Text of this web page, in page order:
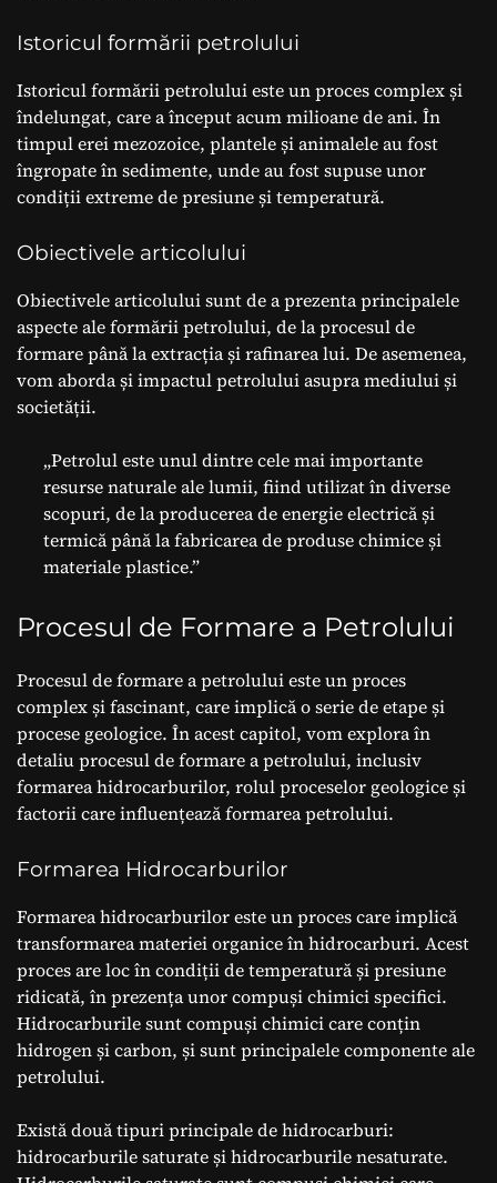
Istoricul formării petrolului
Istoricul formării petrolului este un proces complex și
îndelungat, care a început acum milioane de ani. În
timpul erei mezozoice, plantele și animalele au fost
îngropate în sedimente, unde au fost supuse unor
condiții extreme de presiune și temperatură.
Obiectivele articolului
Obiectivele articolului sunt de a prezenta principalele
aspecte ale formării petrolului, de la procesul de
formare până la extracția și rafinarea lui. De asemenea,
vom aborda și impactul petrolului asupra mediului și
societății.
„Petrolul este unul dintre cele mai importante
resurse naturale ale lumii, fiind utilizat în diverse
scopuri, de la producerea de energie electrică și
termică până la fabricarea de produse chimice și
materiale plastice.”
Procesul de Formare a Petrolului
Procesul de formare a petrolului este un proces
complex și fascinant, care implică o serie de etape și
procese geologice. În acest capitol, vom explora în
detaliu procesul de formare a petrolului, inclusiv
formarea hidrocarburilor, rolul proceselor geologice și
factorii care influențează formarea petrolului.
Formarea Hidrocarburilor
Formarea hidrocarburilor este un proces care implică
transformarea materiei organice în hidrocarburi. Acest
proces are loc în condiții de temperatură și presiune
ridicată, în prezența unor compuși chimici specifici.
Hidrocarburile sunt compuși chimici care conțin
hidrogen și carbon, și sunt principalele componente ale
petrolului.
Există două tipuri principale de hidrocarburi:
hidrocarburile saturate și hidrocarburile nesaturate.